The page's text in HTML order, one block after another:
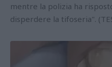
mentre la polizia ha
disperdere la tifoseria".